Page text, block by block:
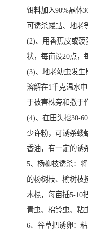
饵料加入90%晶体
可诱杀蝼蛄、地老
(2)、用香蕉皮或菠
状，每亩设20点，
(3)、地老幼虫发生
溶解在1千克温水
于被害株旁和撒于
(4)、在田头挖30-
少许粉，可诱杀蝼
香油，有一定的诱
5、杨柳枝诱杀：
的杨树枝、榆树枝
木棍，每亩插5-10
青虫、棉铃虫、粘
6、谷草把诱卵：